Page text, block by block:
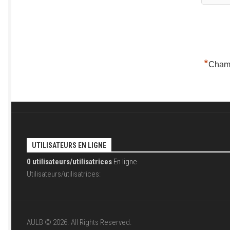
*
UTILISATEURS EN LIGNE
0 utilisateurs/utilisatrices En ligne
Utilisateurs/utilisatrices:
AULB © 2026. All Rights Reserved.